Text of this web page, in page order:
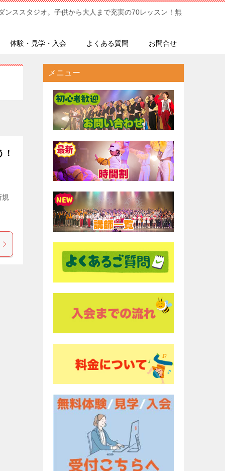
ンススタジオ。子供から大人まで充実の70レッスン！無
体験・見学・入会 よくある質問 お問合せ
メニュー